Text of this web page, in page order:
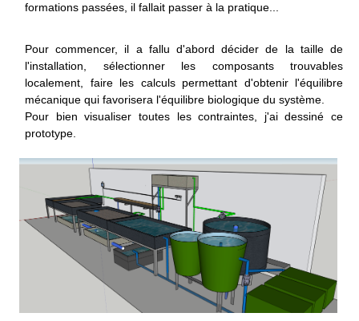
formations passées, il fallait passer à la pratique...
Pour commencer, il a fallu d'abord décider de la taille de
l'installation, sélectionner les composants trouvables
localement, faire les calculs permettant d'obtenir l'équilibre
mécanique qui favorisera l'équilibre biologique du système.
Pour bien visualiser toutes les contraintes, j'ai dessiné ce
prototype.